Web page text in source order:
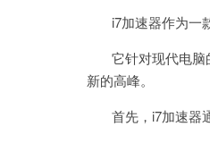
i7加速器作为一款
它针对现代电脑
新的高峰。
首先，i7加速器通